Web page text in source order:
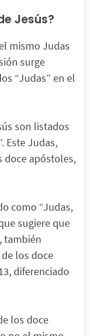
Jesús?
mismo Judas
surge
“Judas” en el
son listados
Este Judas,
doce apóstoles,
como “Judas,
sugiere que
también
los doce
diferenciado
los doce